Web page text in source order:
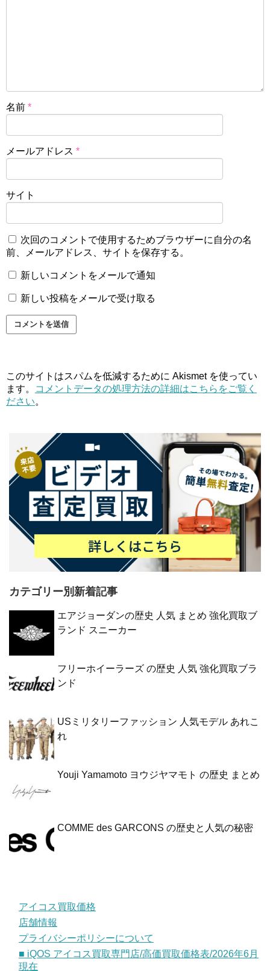
名前 *
メールアドレス *
サイト
次回のコメントで使用するためブラウザーに自分の名
前、メールアドレス、サイトを保存する。
新しいコメントをメールで通知
新しい投稿をメールで受け取る
このサイトはスパムを低減するために Akismet を使ってい
ます。
コメントデータの処理方法の詳細はこちらをご覧く
ださい。
カテゴリー別新着記事
エアジョーダンの歴史 人気 まとめ 強化買取ブ
ランド スニーカー
フリーホイーラーズ の歴史 人気 強化買取ブラ
ンド
USミリタリーファッション 人気モデル あれこ
れ
Youji Yamamoto ヨウジヤマモト の歴史 まとめ
COMME des GARCONS の歴史と人気の秘密
アイコス買取価格
店舗情報
プライバシーポリシーについて
■ iQOS アイコス買取専門店/高価買取価格表/2026年6月
現在